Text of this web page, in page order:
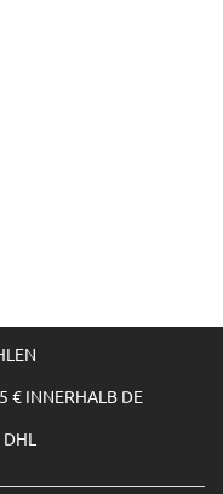
€ INNERHALB DE